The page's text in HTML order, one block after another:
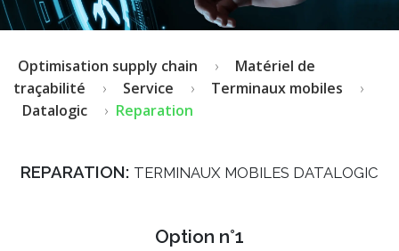
Optimisation supply chain
Matériel de
traçabilité
Service
Terminaux mobiles
Datalogic
Reparation
REPARATION: TERMINAUX MOBILES DATALOGIC
Option n°1